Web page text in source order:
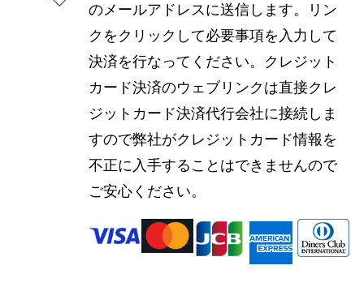
のメールアドレスに送信します。リン
クをクリックして必要事項を入力して
決済を行なってください。クレジット
カード決済のウェブリンクは直接クレ
ジットカード決済代行会社に接続しま
すので弊社がクレジットカード情報を
不正に入手することはできませんので
ご安心ください。